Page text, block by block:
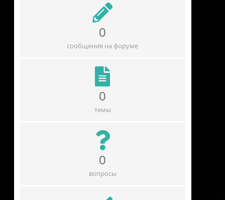
0
сообщения на форуме
0
темы
0
вопросы